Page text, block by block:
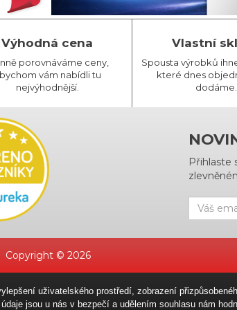
Výhodná cena
porovnáváme ceny,
vám nabídli tu
nejvýhodnější.
Vlastní
Spousta výrobků
které dnes
dodáme.
Přihlaste
Copyright © 2026
uživatelského prostředí, zobrazení
jsou u nás v bezpečí a udělením souhlasu nám